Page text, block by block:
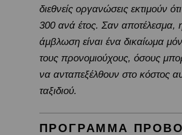
διεθνείς οργανώσεις εκτιμούν ότι
300 ανά έτος. Σαν αποτέλεσμα,
άμβλωση είναι ένα δικαίωμα
τους προνομιούχους, όσους
να ανταπεξέλθουν στο κόστος
ταξιδιού.
ΠΡΟΓΡΑΜΜΑ